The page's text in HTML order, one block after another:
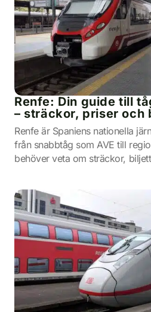
Renfe: Din guide till
– sträckor, priser och
Renfe är Spaniens nationella
från snabbtåg som AVE till
behöver veta om sträckor,